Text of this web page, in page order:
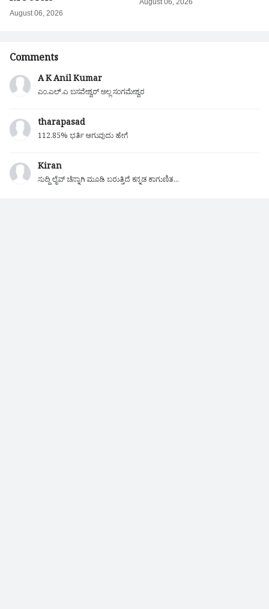
August 06, 2026
August 06, 2026
Comments
A K Anil Kumar
ಎಂ.ಎಲ್.ಎ ಬಸವೇಶ್ವರ್ ಅಲ್ಲ ಸಂಗಮೇಶ್ವರ
tharapasad
112.85% ಭರ್ತಿ ಆಗುವುದು ಹೇಗೆ
Kiran
ಸುದ್ದಿ ಲೈವ್ ಚೆನ್ನಾಗಿ ಮೂಡಿ ಬರುತ್ತಿದೆ ಕನ್ನಡ ಕಾಗುಣಿತ...